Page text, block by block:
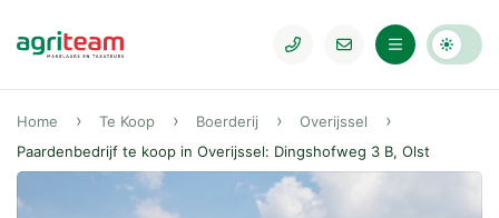
Home Te Koop Boerderij
Overijssel
Paardenbedrijf te koop in Overijssel: Dingshofweg 3 B, Olst